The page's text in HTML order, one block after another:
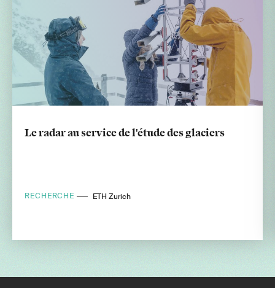
Le radar au service de l'étude des glaciers
RECHERCHE ETH Zurich